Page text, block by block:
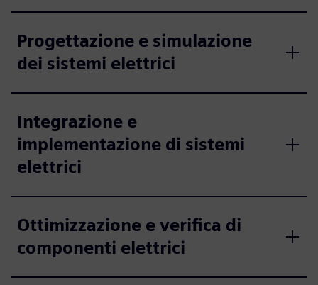
Progettazione e simulazione
dei sistemi elettrici
Integrazione e
implementazione di sistemi
elettrici
Ottimizzazione e verifica di
componenti elettrici